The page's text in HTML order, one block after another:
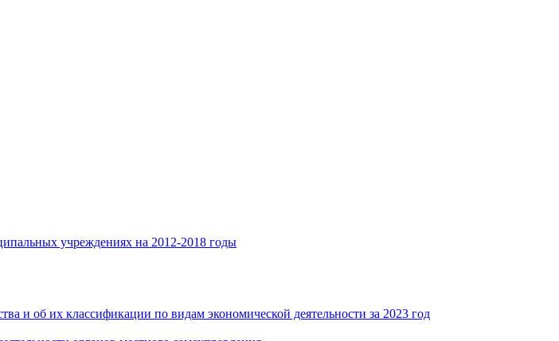
учреждениях на 2012-2018 годы
и об их классификации по видам экономической деятельности за 2023 год